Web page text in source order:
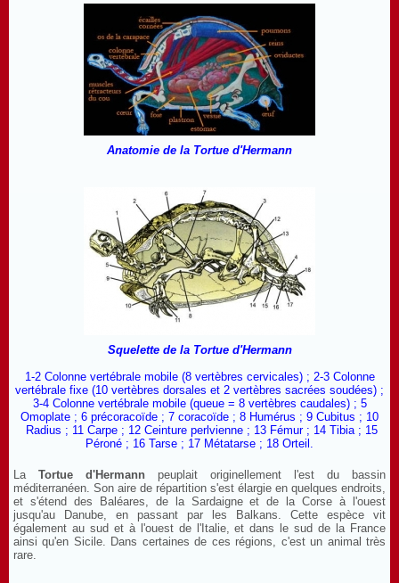
Anatomie de la Tortue d'Hermann
Squelette de la Tortue d'Hermann
1-2 Colonne vertébrale mobile (8 vertèbres cervicales) ; 2-3 Colonne
vertébrale fixe (10 vertèbres dorsales et 2 vertèbres sacrées soudées) ;
3-4 Colonne vertébrale mobile (queue = 8 vertèbres caudales) ; 5
Omoplate ; 6 précoracoïde ; 7 coracoïde ; 8 Humérus ; 9 Cubitus ; 10
Radius ; 11 Carpe ; 12 Ceinture perlvienne ; 13 Fémur ; 14 Tibia ; 15
Péroné ; 16 Tarse ; 17 Métatarse ; 18 Orteil.
La Tortue d'Hermann peuplait originellement l'est du bassin
méditerranéen. Son aire de répartition s'est élargie en quelques endroits,
et s'étend des Baléares, de la Sardaigne et de la Corse à l'ouest
jusqu'au Danube, en passant par les Balkans. Cette espèce vit
également au sud et à l'ouest de l'Italie, et dans le sud de la France
ainsi qu'en Sicile. Dans certaines de ces régions, c'est un animal très
rare.